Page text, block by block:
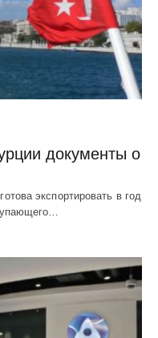
документы о
экспортировать в год